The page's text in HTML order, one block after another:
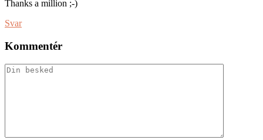
Thanks a million ;-)
Svar
Kommentér